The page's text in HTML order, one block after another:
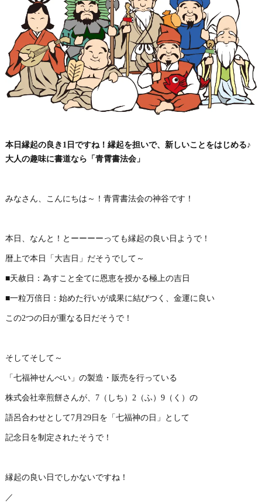
本日縁起の良き1日ですね！縁起を担いで、新しいことをはじめる♪
大人の趣味に書道なら「青霄書法会」
みなさん、こんにちは～！青霄書法会の神谷です！
本日、なんと！とーーーーっても縁起の良い日ようで！
暦上で本日「大吉日」だそうでして～
■天赦日：為すこと全てに恩恵を授かる極上の吉日
■一粒万倍日：始めた行いが成果に結びつく、金運に良い
この2つの日が重なる日だそうで！
そしてそして～
「七福神せんべい」の製造・販売を行っている
株式会社幸煎餅さんが、7（しち）2（ふ）9（く）の
語呂合わせとして7月29日を「七福神の日」として
記念日を制定されたそうで！
縁起の良い日でしかないですね！
／